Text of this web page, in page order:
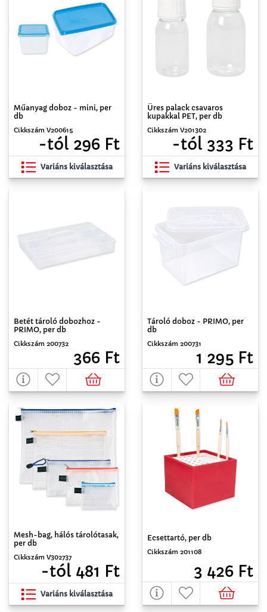
Műanyag doboz - mini, per
db
Cikkszám V200615
-tól 296 Ft
Variáns kiválasztása
Üres palack csavaros
kupakkal PET, per db
Cikkszám V201302
-tól 333 Ft
Variáns kiválasztása
Betét tároló dobozhoz -
PRIMO, per db
Cikkszám 200732
366 Ft
Tároló doboz - PRIMO, per
db
Cikkszám 200731
1 295 Ft
Mesh-bag, hálós tárolótasak,
per db
Cikkszám V302737
-tól 481 Ft
Variáns kiválasztása
Ecsettartó, per db
Cikkszám 201108
3 426 Ft